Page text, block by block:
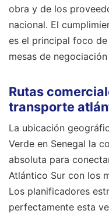
obra y de los
nacional. El
es el principal foco
mesas de
Rutas
transporte
La ubicación
Verde en Senegal la
absoluta para
Atlántico Sur con los
Los planificadores
perfectamente esta